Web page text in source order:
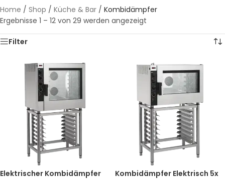
Home / Shop / Küche & Bar / Kombidämpfer
Ergebnisse 1 – 12 von 29 werden angezeigt
Filter
Elektrischer Kombidämpfer
Kombidämpfer Elektrisch 5x